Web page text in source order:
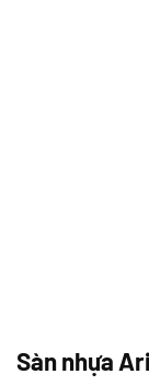
Sàn nhựa